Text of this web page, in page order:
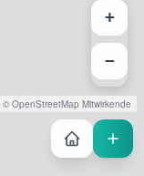
+
−
© OpenStreetMap Mitwirkende